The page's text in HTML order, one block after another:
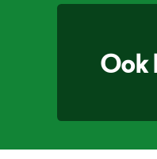
Ook